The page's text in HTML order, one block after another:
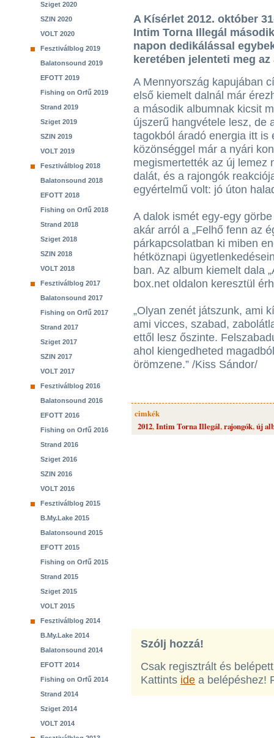
Sziget 2020
SZIN 2020
VOLT 2020
Fesztiválblog 2019
Balatonsound 2019
EFOTT 2019
Fishing on Orfű 2019
Strand 2019
Sziget 2019
SZIN 2019
VOLT 2019
Fesztiválblog 2018
Balatonsound 2018
EFOTT 2018
Fishing on Orfű 2018
Strand 2018
Sziget 2018
SZIN 2018
VOLT 2018
Fesztiválblog 2017
Balatonsound 2017
Fishing on Orfű 2017
Strand 2017
Sziget 2017
SZIN 2017
VOLT 2017
Fesztiválblog 2016
Balatonsound 2016
EFOTT 2016
Fishing on Orfű 2016
Strand 2016
Sziget 2016
SZIN 2016
VOLT 2016
Fesztiválblog 2015
B.My.Lake 2015
Balatonsound 2015
EFOTT 2015
Fishing on Orfű 2015
Strand 2015
Sziget 2015
VOLT 2015
Fesztiválblog 2014
B.My.Lake 2014
Balatonsound 2014
EFOTT 2014
Fishing on Orfű 2014
Strand 2014
Sziget 2014
VOLT 2014
A Kísérlet 2012. október
Intim Torna Illegál
napon dedikálással
keretében jelenteti meg
A Mennyország kapujában
első kiemelt dalnál már
a második albumnak kicsit
újszerű hangvétele lesz, de
tagokból áradó energia itt is
közönséggel már a nyári
megismertették az új lemez
dalát, és a rajongók
egyértelmű volt: jó úton
A dalok ismét egy-egy
akár arról a „Felhő fenn az
párkapcsolatban ki miben
hétköznapi
ban. Az album kiemelt dala
box.net oldalon keresztül
„Olyan zenét játszunk, ami
ami vicces, szabad,
ettől lesz őszinte.
ahol kiengedheted
örömzene.” /Kiss Sándor/
cimkék
2012,Intim Torna Illegál,rajongók,új
Szólj hozzá!
Csak regisztrált és
Kattints ide a belépéshez!